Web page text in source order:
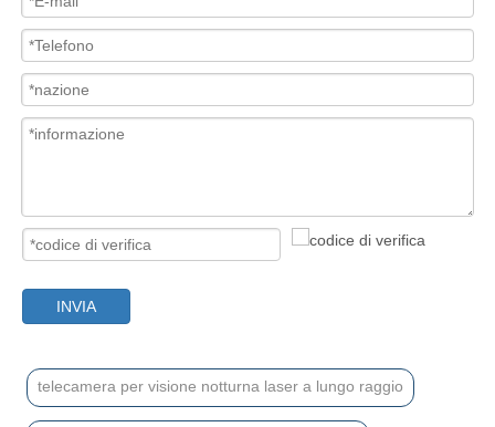
INVIA
telecamera per visione notturna laser a lungo raggio